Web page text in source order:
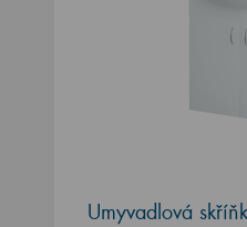
Umyvadlová